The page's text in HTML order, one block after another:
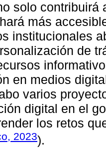
solo contribuirá
más
institucionales
de
en medios
varios
digital en el
los retos
2023).